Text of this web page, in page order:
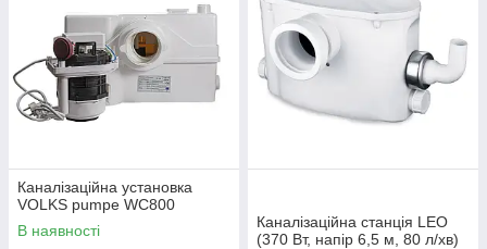
Каналізаційна установка
VOLKS pumpe WC800
В наявності
Каналізаційна станція LEO
(370 Вт, напір 6,5 м, 80 л/хв)